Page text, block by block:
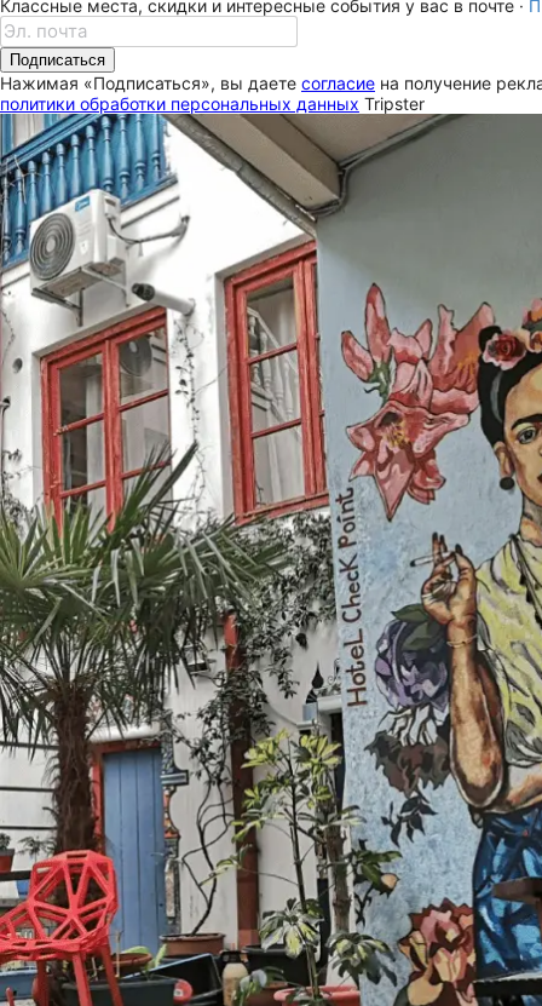
Классные места, скидки и интересные события у вас в почте ·
Подписаться
Нажимая «Подписаться», вы даете согласие на получение
политики обработки персональных данных Tripster